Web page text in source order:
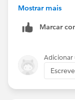
-フローを
してみたのです
Tableau Prep
2025.1を使っ
ちょっとモヤ
Mostrar mais
Marcar
Adicionar